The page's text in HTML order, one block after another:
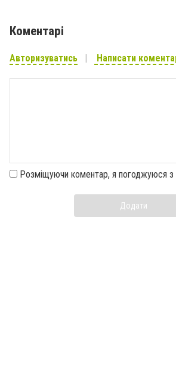
Коментарі
Авторизуватись Написати
Розміщуючи коментар, я погоджуюся з
Додати